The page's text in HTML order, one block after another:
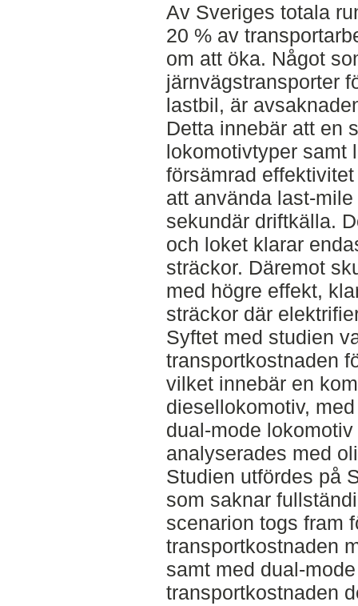
Av Sveriges totala
20 % av
om att öka. Något
järnvägstransporter
lastbil, är
Detta innebär att en
lokomotivtyper samt
försämrad
att använda last-
sekundär driftkälla.
och loket klarar
sträckor. Däremot
med högre effekt,
sträckor där
Syftet med studien
transportkostnaden
vilket innebär en
diesellokomotiv,
dual-mode
analyserades med
Studien utfördes på
som saknar
scenarion togs fram
transportkostnaden
samt med dual-
transportkostnaden